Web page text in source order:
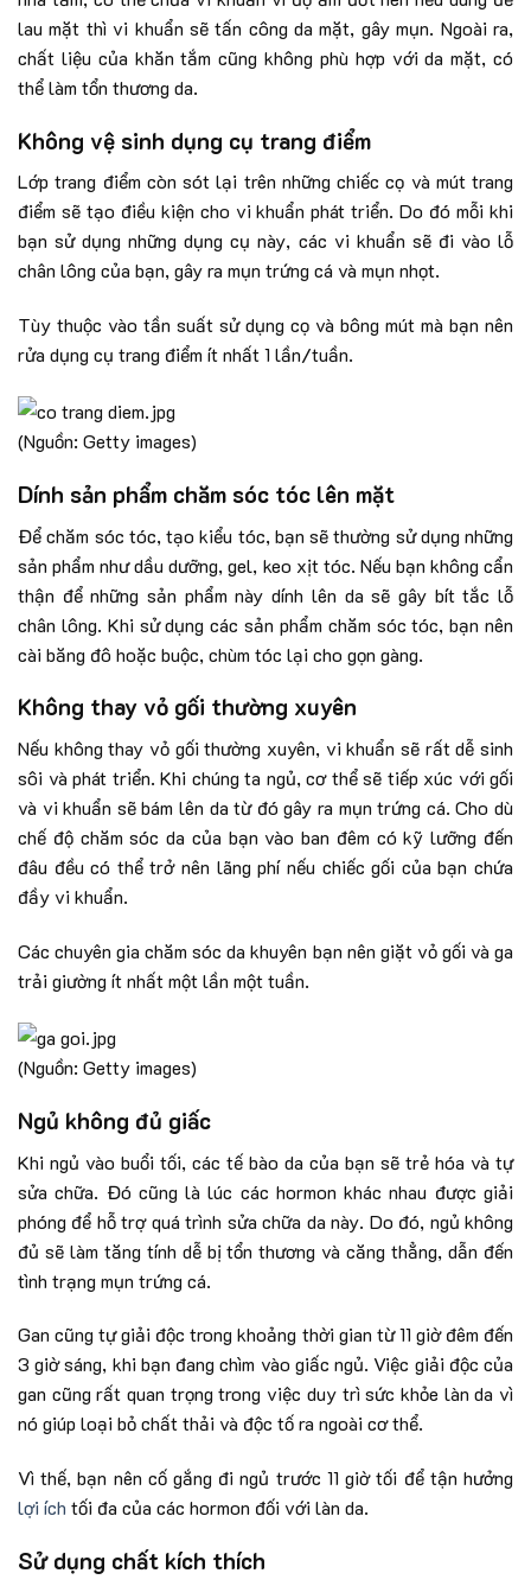
lau mặt thì vi khuẩn sẽ tấn công da mặt, gây mụn. Ngoài ra,
chất liệu của khăn tắm cũng không phù hợp với da mặt, có
thể làm tổn thương da.
Không vệ sinh dụng cụ trang điểm
Lớp trang điểm còn sót lại trên những chiếc cọ và mút trang
điểm sẽ tạo điều kiện cho vi khuẩn phát triển. Do đó mỗi khi
bạn sử dụng những dụng cụ này, các vi khuẩn sẽ đi vào lỗ
chân lông của bạn, gây ra mụn trứng cá và mụn nhọt.
Tùy thuộc vào tần suất sử dụng cọ và bông mút mà bạn nên
rửa dụng cụ trang điểm ít nhất 1 lần/tuần.
(Nguồn: Getty images)
Dính sản phẩm chăm sóc tóc lên mặt
Để chăm sóc tóc, tạo kiểu tóc, bạn sẽ thường sử dụng những
sản phẩm như dầu dưỡng, gel, keo xịt tóc. Nếu bạn không cẩn
thận để những sản phẩm này dính lên da sẽ gây bít tắc lỗ
chân lông. Khi sử dụng các sản phẩm chăm sóc tóc, bạn nên
cài băng đô hoặc buộc, chùm tóc lại cho gọn gàng.
Không thay vỏ gối thường xuyên
Nếu không thay vỏ gối thường xuyên, vi khuẩn sẽ rất dễ sinh
sôi và phát triển. Khi chúng ta ngủ, cơ thể sẽ tiếp xúc với gối
và vi khuẩn sẽ bám lên da từ đó gây ra mụn trứng cá. Cho dù
chế độ chăm sóc da của bạn vào ban đêm có kỹ lưỡng đến
đâu đều có thể trở nên lãng phí nếu chiếc gối của bạn chứa
đầy vi khuẩn.
Các chuyên gia chăm sóc da khuyên bạn nên giặt vỏ gối và ga
trải giường ít nhất một lần một tuần.
(Nguồn: Getty images)
Ngủ không đủ giấc
Khi ngủ vào buổi tối, các tế bào da của bạn sẽ trẻ hóa và tự
sửa chữa. Đó cũng là lúc các hormon khác nhau được giải
phóng để hỗ trợ quá trình sửa chữa da này. Do đó, ngủ không
đủ sẽ làm tăng tính dễ bị tổn thương và căng thẳng, dẫn đến
tình trạng mụn trứng cá.
Gan cũng tự giải độc trong khoảng thời gian từ 11 giờ đêm đến
3 giờ sáng, khi bạn đang chìm vào giấc ngủ. Việc giải độc của
gan cũng rất quan trọng trong việc duy trì sức khỏe làn da vì
nó giúp loại bỏ chất thải và độc tố ra ngoài cơ thể.
Vì thế, bạn nên cố gắng đi ngủ trước 11 giờ tối để tận hưởng
lợi ích tối đa của các hormon đối với làn da.
Sử dụng chất kích thích